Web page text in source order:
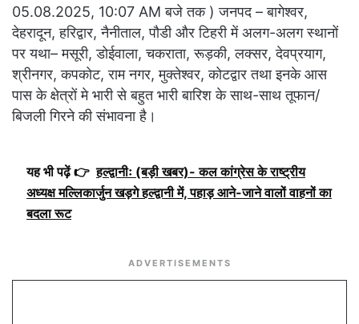
05.08.2025, 10:07 AM बजे तक ) जनपद – बागेश्वर,
देहरादून, हरिद्वार, नैनीताल, पौडी और टिहरी में अलग-अलग स्थानों
पर यथा– मसूरी, डोईवाला, चकराता, रूड़की, लक्सर, देवप्रयाग,
श्रीनगर, कपकोट, राम नगर, मुक्तेश्वर, कोटद्वार तथा इनके आस
पास के क्षेत्रों मे भारी से बहुत भारी बारिश के साथ-साथ तूफान/
बिजली गिरने की संभावना है।
यह भी पढ़ें 👉 हल्द्वानीः (बड़ी खबर)- कल कांग्रेस के राष्ट्रीय
अध्यक्ष मल्लिकार्जुन खड़गे हल्द्वानी में, पहाड़ आने-जाने वालों वाहनों का
बदला रूट
ADVERTISEMENTS